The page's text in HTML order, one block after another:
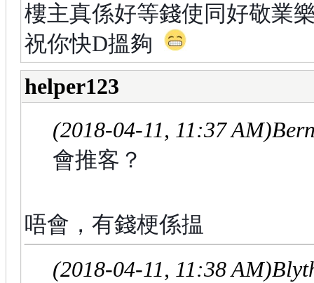
樓主真係好等錢使同好敬業
祝你快D搵夠
helper123
(2018-04-11, 11:37 AM)
會推客？
唔會，有錢梗係揾
(2018-04-11, 11:38 AM)